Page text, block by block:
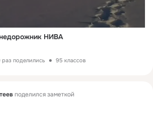
НИВА
раз поделились 95 классов
поделился заметкой